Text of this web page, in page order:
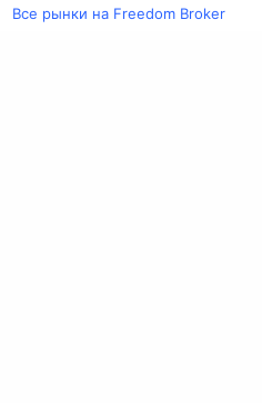
Все рынки на Freedom Broker